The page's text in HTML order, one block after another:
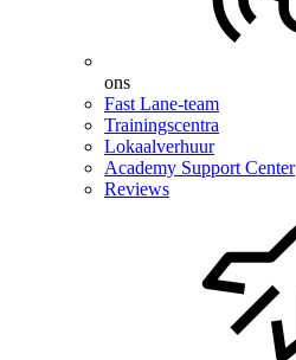
ons
Fast Lane-team
Trainingscentra
Lokaalverhuur
Academy Support Center
Reviews